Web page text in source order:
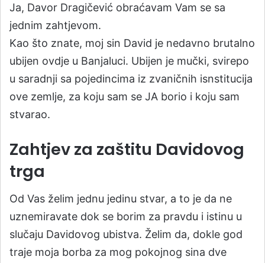
Ja, Davor Dragičević obraćavam Vam se sa
jednim zahtjevom.
Kao što znate, moj sin David je nedavno brutalno
ubijen ovdje u Banjaluci. Ubijen je mučki, svirepo
u saradnji sa pojedincima iz zvaničnih isnstitucija
ove zemlje, za koju sam se JA borio i koju sam
stvarao.
Zahtjev za zaštitu Davidovog
trga
Od Vas želim jednu jedinu stvar, a to je da ne
uznemiravate dok se borim za pravdu i istinu u
slučaju Davidovog ubistva. Želim da, dokle god
traje moja borba za mog pokojnog sina dve